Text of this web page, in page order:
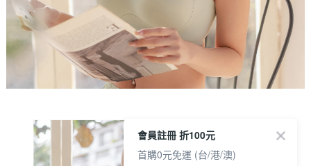
會員註冊 折100元
首購0元免運 (台/港/澳)